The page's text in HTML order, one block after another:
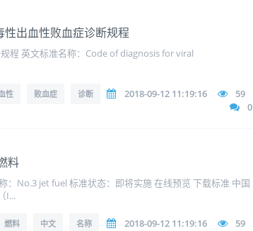
出血性败血症诊断规程
程 英文标准名称：Code of diagnosis for viral
性 败血症 诊断 2018-09-12 11:19:16
59
0
料
：No.3 jet fuel 标准状态：即将实施 在线预览 下载标准 中国
I...
燃料 中文 名称 2018-09-12 11:19:16
59